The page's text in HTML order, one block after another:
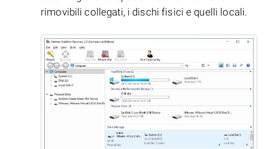
rimovibili collegati, i dischi fisici e quelli locali.